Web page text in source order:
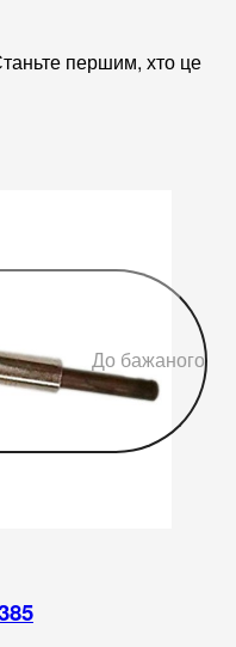
першим, хто це
До бажаного